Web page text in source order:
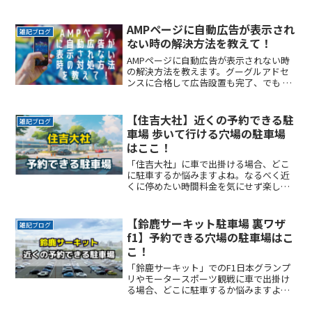
入出庫がしたい帰りは渋滞を避けてスム
ーズに帰りたいここでは、ReadMore...
雑記ブログ
AMPページに自動広告が表示され
ない時の解決方法を教えて！
AMPページに自動広告が表示されない時
の解決方法を教えます。グーグルアドセ
ンスに合格して広告設置も完了、でも ス
せんか？ここではこの問題を解決し、ブ
ログの収益化に少しでも早く取り組みた
いアナタへ解決方法をお伝えします。
雑記ブログ
【住吉大社】近くの予約できる駐
車場 歩いて行ける穴場の駐車場
はここ！
「住吉大社」に車で出掛ける場合、どこ
に駐車するか悩みますよね。なるべく近
くに停めたい時間料金を気にせず楽しみ
けてスムーズに帰りたいここでは、「住
吉大社」付近でお得に駐車ReadMore...
雑記ブログ
【鈴鹿サーキット駐車場 裏ワザ
f1】予約できる穴場の駐車場はこ
こ！
「鈴鹿サーキット」でのF1日本グランプ
リやモータースポーツ観戦に車で出掛け
る場合、どこに駐車するか悩みますよ